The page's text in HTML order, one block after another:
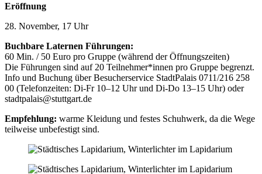
Eröffnung
28. November, 17 Uhr
Buchbare Laternen Führungen:
60 Min. / 50 Euro pro Gruppe (während der Öffnungszeiten)
Die Führungen sind auf 20 Teilnehmer*innen pro Gruppe begrenzt.
Info und Buchung über Besucherservice StadtPalais 0711/216 258
00 (Telefonzeiten: Di-Fr 10–12 Uhr und Di-Do 13–15 Uhr) oder
stadtpalais@stuttgart.de
Empfehlung: warme Kleidung und festes Schuhwerk, da die Wege
teilweise unbefestigt sind.